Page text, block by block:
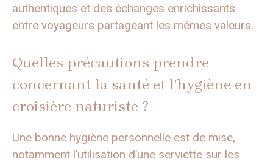
authentiques et des échanges enrichissants
entre voyageurs partageant les mêmes valeurs.
Quelles précautions prendre
concernant la santé et l’hygiène en
croisière naturiste ?
Une bonne hygiène personnelle est de mise,
notamment l’utilisation d’une serviette sur les